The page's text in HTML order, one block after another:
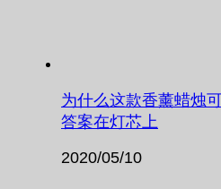
为什么这款香薰蜡烛
答案在灯芯上
2020/05/10